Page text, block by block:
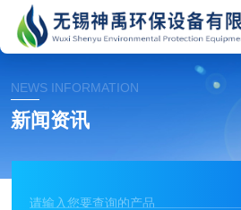
NEWS INFORMATION
新闻资讯